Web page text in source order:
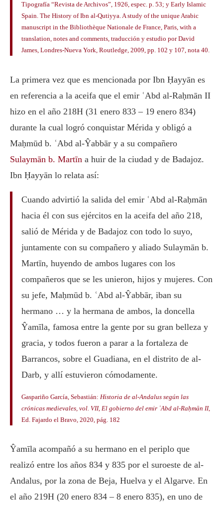
Tipografía “Revista de Archivos”, 1926, espec. p. 53; y Early Islamic
Spain. The History of Ibn al-Qutiyya. A study of the unique Arabic
manuscript in the Bibliothèque Nationale de France, Paris, with a
translation, notes and comments, traducción y estudio por David
James, Londres-Nueva York, Routledge, 2009, pp. 102 y 107, nota 40.
La primera vez que es mencionada por Ibn Ḥayyān es
en referencia a la aceifa que el emir ʿAbd al-Raḥmān II
hizo en el año 218H (31 enero 833 – 19 enero 834)
durante la cual logró conquistar Mérida y obligó a
Maḥmūd b. ʿAbd al-Ŷabbār y a su compañero
Sulaymān b. Martīn a huir de la ciudad y de Badajoz.
Ibn Ḥayyān lo relata así:
Cuando advirtió la salida del emir ʿAbd al-Raḥmān
hacia él con sus ejércitos en la aceifa del año 218,
salió de Mérida y de Badajoz con todo lo suyo,
juntamente con su compañero y aliado Sulaymān b.
Martīn, huyendo de ambos lugares con los
compañeros que se les unieron, hijos y mujeres. Con
su jefe, Maḥmūd b. ʿAbd al-Ŷabbār, iban su
hermano … y la hermana de ambos, la doncella
Ŷamīla, famosa entre la gente por su gran belleza y
gracia, y todos fueron a parar a la fortaleza de
Barrancos, sobre el Guadiana, en el distrito de al-
Darb, y allí estuvieron cómodamente.
Gaspariño García, Sebastián: Historia de al-Andalus según las
crónicas medievales, vol. VII, El gobierno del emir ʿAbd al-Raḥmān II,
Ed. Fajardo el Bravo, 2020, pág. 182
Ŷamīla acompañó a su hermano en el periplo que
realizó entre los años 834 y 835 por el suroeste de al-
Andalus, por la zona de Beja, Huelva y el Algarve. En
el año 219H (20 enero 834 – 8 enero 835), en uno de